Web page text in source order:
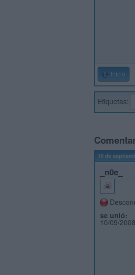
Inicio
Etiquetas:
10 de
_n0e_
se unió:
10/09/2008